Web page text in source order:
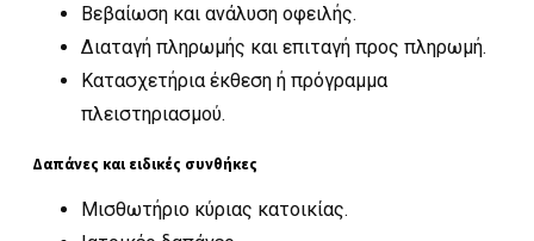
Βεβαίωση και ανάλυση οφειλής.
Διαταγή πληρωμής και επιταγή προς πληρωμή.
Κατασχετήρια έκθεση ή πρόγραμμα
πλειστηριασμού.
Δαπάνες και ειδικές συνθήκες
Μισθωτήριο κύριας κατοικίας.